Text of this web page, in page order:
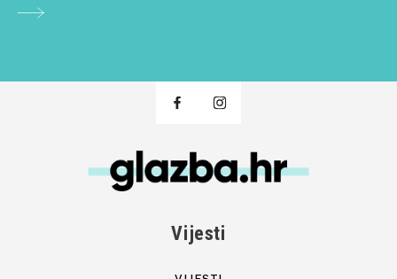
Vijesti